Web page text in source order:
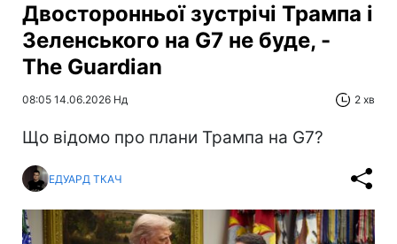
Двосторонньої зустрічі Трампа і
Зеленського на G7 не буде, -
The Guardian
08:05 14.06.2026 Нд 2 хв
Що відомо про плани Трампа на G7?
ЕДУАРД ТКАЧ